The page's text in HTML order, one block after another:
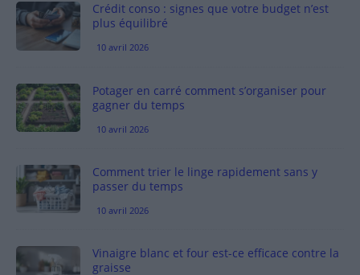
Crédit conso : signes que votre budget n’est
plus équilibré
10 avril 2026
Potager en carré comment s’organiser pour
gagner du temps
10 avril 2026
Comment trier le linge rapidement sans y
passer du temps
10 avril 2026
Vinaigre blanc et four est-ce efficace contre la
graisse